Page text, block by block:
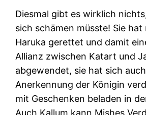
Diesmal gibt es wirklich
sich schämen müsste! Sie
Haruka gerettet und damit
Allianz zwischen Katart und
abgewendet, sie hat sich
Anerkennung der Königin
mit Geschenken beladen in
Auch Kallum kann Mishes